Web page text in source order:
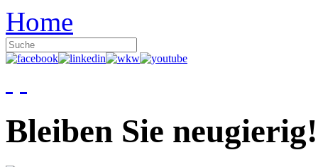
Home
Bleiben Sie neugierig!